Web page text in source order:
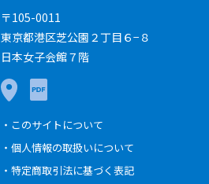
〒105-0011
東京都港区芝公園２丁目６−８
日本女子会館７階
このサイトについて
個人情報の取扱いについて
特定商取引法に基づく表記